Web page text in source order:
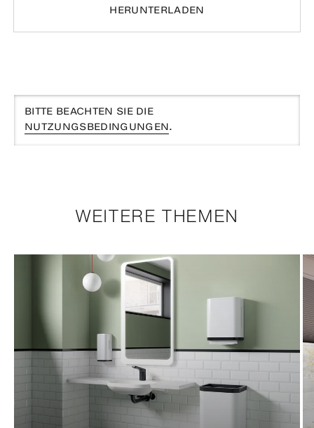
HERUNTERLADEN
BITTE BEACHTEN SIE DIE
NUTZUNGSBEDINGUNGEN.
WEITERE THEMEN